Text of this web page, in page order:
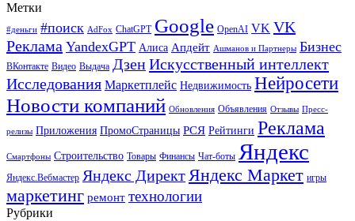
Метки
#деньги #поиск AdFox ChatGPT Google OpenAI VK VK
Реклама YandexGPT Алиса Апдейт Ашманов и Партнеры Бизнес
ВКонтакте Видео Выдача ДзенИскусственный интеллект
Исследования Маркетплейс Недвижимость Нейросети
Новости компаний Обновления Объявления Отзывы Пресс-
релизы Приложения ПромоСтраницы РСЯ Рейтинги Реклама
Смартфоны Строительство Товары Финансы Чат-боты Яндекс
Яндекс.Вебмастер Яндекс ДиректЯндекс Маркет игры
маркетинг ремонт технологии
Рубрики